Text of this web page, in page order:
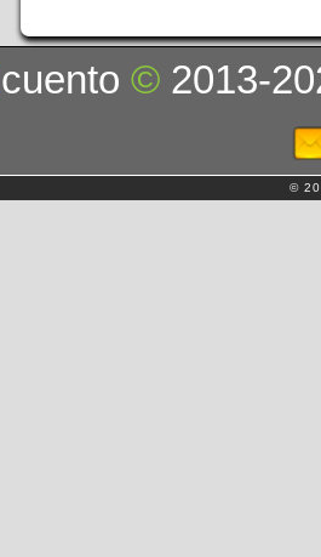
cuento© 2013-
©